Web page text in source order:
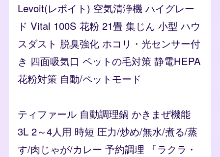
Levoit(レボイト) 空気清浄機 ハイグレー
ド Vital 100S 花粉 21畳 集じん 小型 ハウ
スダスト 脱臭強化 ホコリ・光センサー付
き 四面吸気口 ペットの毛対策 静電HEPA
花粉対策 自動/ペットモード
ティファール 自動調理鍋 かきまぜ機能
3L 2～4人用 時短 圧力/炒め/無水/煮る/蒸
す/肉じゃが/カレー 予約調理 「ラクラ・